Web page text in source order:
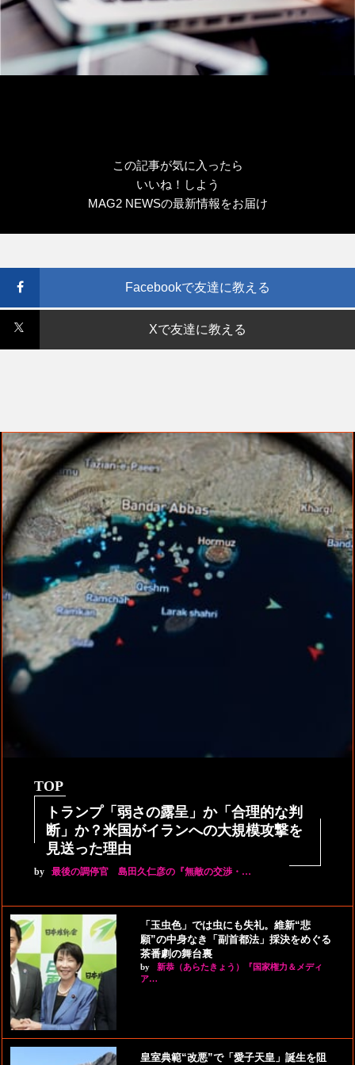
この記事が気に入ったら
いいね！しよう
MAG2 NEWSの最新情報をお届け
Facebookで友達に教える
Xで友達に教える
TOP
トランプ「弱さの露呈」か「合理的な判
断」か？米国がイランへの大規模攻撃を
見送った理由
by 最後の調停官 島田久仁彦の『無敵の交渉・…
「玉虫色」では虫にも失礼。維新“悲
願”の中身なき「副首都法」採決をめぐる
茶番劇の舞台裏
by
新恭（あらたきょう）『国家権力＆メディ
ア…
皇室典範“改悪”で「愛子天皇」誕生を阻